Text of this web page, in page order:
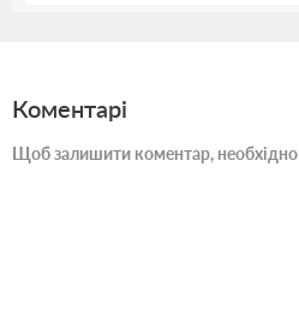
Коментарі
Щоб залишити коментар, необхідно